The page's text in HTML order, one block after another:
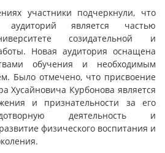
участники подчеркнули, что
аудиторий является частью
созидательной и
Новая аудитория оснащена
обучения и необходимым
Было отмечено, что присвоение
Хусайновича Курбонова является
и признательности за его
деятельность и
физического воспитания и